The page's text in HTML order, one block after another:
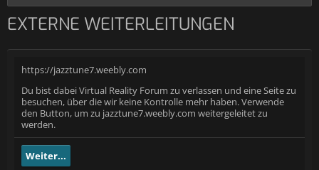
EXTERNE WEITERLEITUNGEN
https://jazztune7.weebly.com
Du bist dabei Virtual Reality Forum zu verlassen und eine Seite zu
besuchen, über die wir keine Kontrolle mehr haben. Verwende
den Button, um zu jazztune7.weebly.com weitergeleitet zu
werden.
Weiter...